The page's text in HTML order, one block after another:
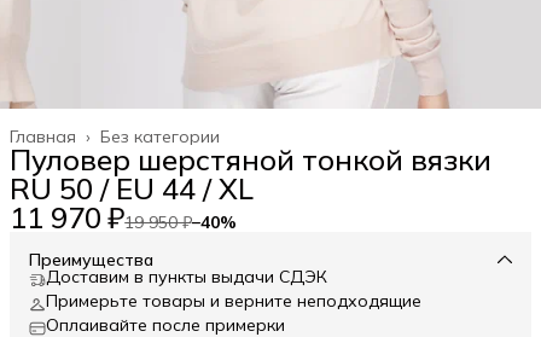
Без категории
Главная ›
Пуловер шерстяной тонкой вязки
RU 50 / EU 44 / XL
11 970 ₽19 950 ₽−40%
Преимущества
Доставим в пункты выдачи СДЭК
Примерьте товары и верните неподходящие
Оплаивайте после примерки